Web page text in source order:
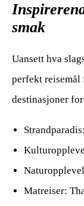
smak
Uansett hva
perfekt reisemål
destinasjoner
Matreiser: